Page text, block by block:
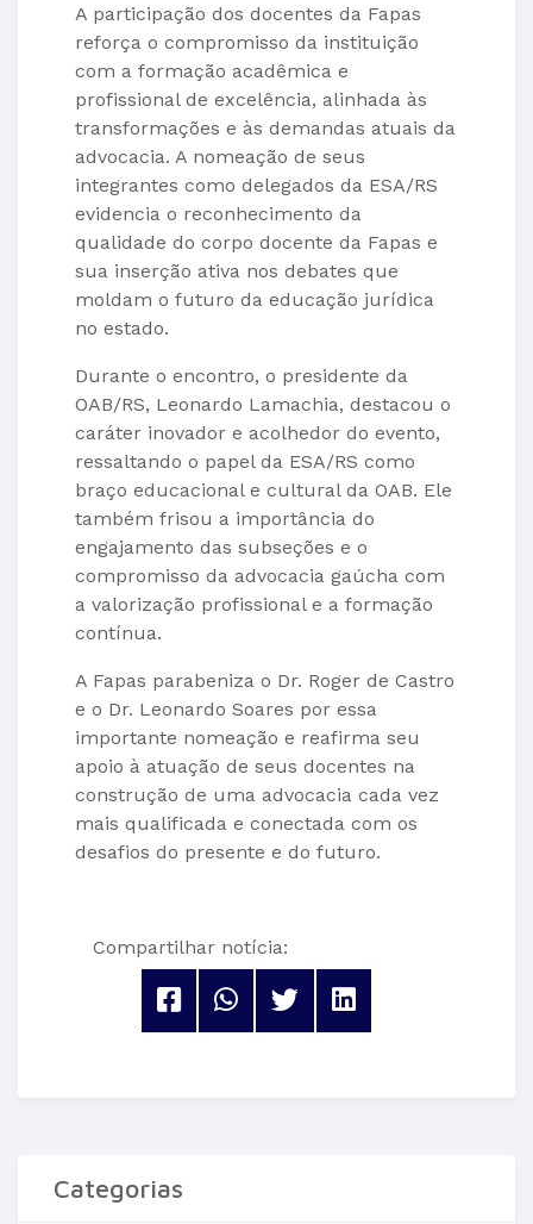
A participação dos docentes da Fapas
reforça o compromisso da instituição
com a formação acadêmica e
profissional de excelência, alinhada às
transformações e às demandas atuais da
advocacia. A nomeação de seus
integrantes como delegados da ESA/RS
evidencia o reconhecimento da
qualidade do corpo docente da Fapas e
sua inserção ativa nos debates que
moldam o futuro da educação jurídica
no estado.
Durante o encontro, o presidente da
OAB/RS, Leonardo Lamachia, destacou o
caráter inovador e acolhedor do evento,
ressaltando o papel da ESA/RS como
braço educacional e cultural da OAB. Ele
também frisou a importância do
engajamento das subseções e o
compromisso da advocacia gaúcha com
a valorização profissional e a formação
contínua.
A Fapas parabeniza o Dr. Roger de Castro
e o Dr. Leonardo Soares por essa
importante nomeação e reafirma seu
apoio à atuação de seus docentes na
construção de uma advocacia cada vez
mais qualificada e conectada com os
desafios do presente e do futuro.
Compartilhar notícia:
Categorias